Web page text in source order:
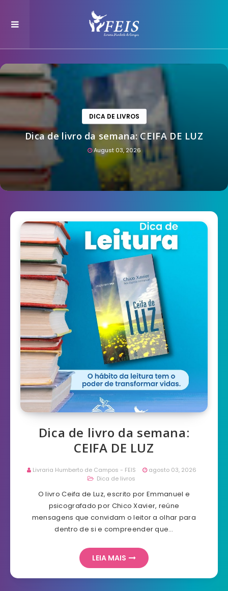
DICA DE LIVROS
Dica de livro da semana: CEIFA DE LUZ
August 03, 2026
Dica de livro da semana:
CEIFA DE LUZ
Livraria Humberto de Campos - FEIS
agosto 03, 2026
Dica de livros
O livro Ceifa de Luz, escrito por Emmanuel e
psicografado por Chico Xavier, reúne
mensagens que convidam o leitor a olhar para
dentro de si e compreender que…
LEIA MAIS